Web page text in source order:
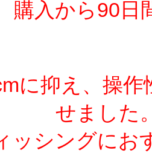
購入から90日
に抑え、操
せました
ッシングにお